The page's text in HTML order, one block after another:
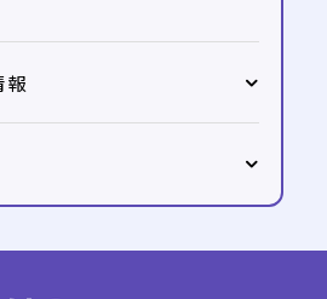
報